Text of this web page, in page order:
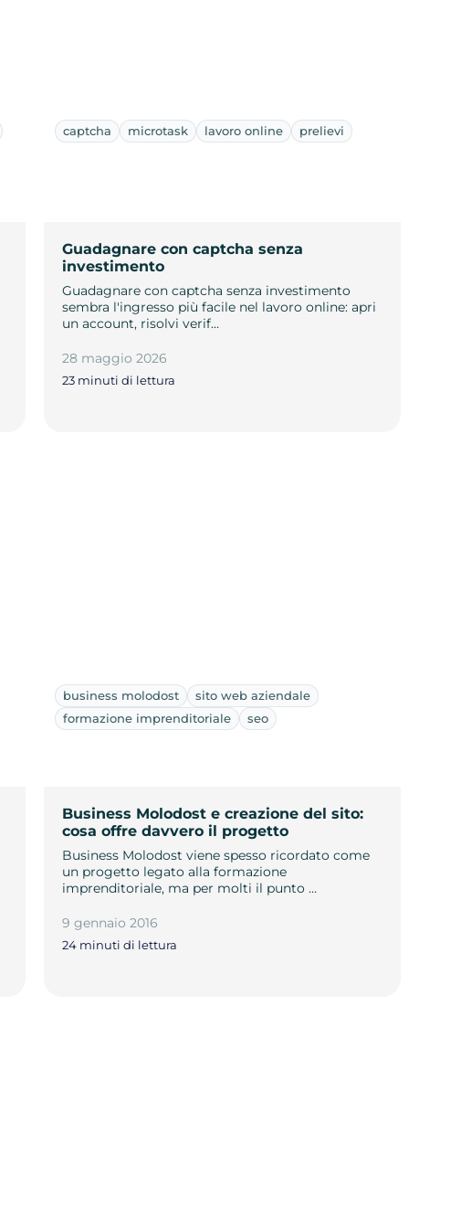
captcha microtask lavoro online prelievi
Guadagnare con captcha senza
investimento
Guadagnare con captcha senza investimento
sembra l'ingresso più facile nel lavoro online: apri
un account, risolvi verif…
28 maggio 2026
23 minuti di lettura
business molodost
sito web aziendale
formazione imprenditoriale
seo
Business Molodost e creazione del sito:
cosa offre davvero il progetto
Business Molodost viene spesso ricordato come
un progetto legato alla formazione
imprenditoriale, ma per molti il punto …
9 gennaio 2016
24 minuti di lettura